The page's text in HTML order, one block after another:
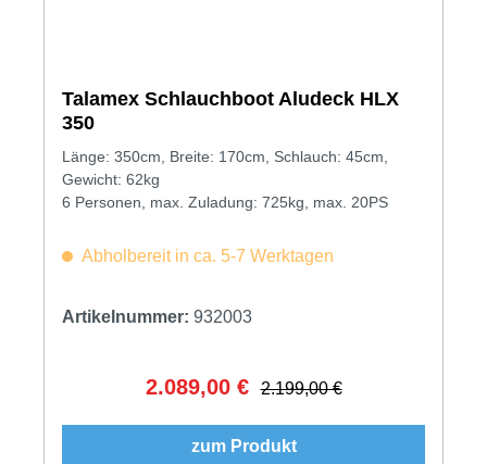
Talamex Schlauchboot Aludeck HLX
350
Länge: 350cm, Breite: 170cm, Schlauch: 45cm,
Gewicht: 62kg
6 Personen, max. Zuladung: 725kg, max. 20PS
Abholbereit in ca. 5-7 Werktagen
Artikelnummer: 932003
Verkaufspreis:
2.089,00 € Regulärer Preis:
2.199,00 €
zum Produkt